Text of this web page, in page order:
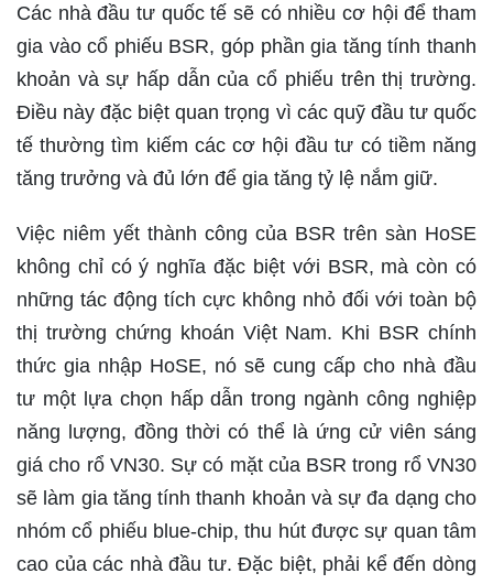
Các nhà đầu tư quốc tế sẽ có nhiều cơ hội để tham
gia vào cổ phiếu BSR, góp phần gia tăng tính thanh
khoản và sự hấp dẫn của cổ phiếu trên thị trường.
Điều này đặc biệt quan trọng vì các quỹ đầu tư quốc
tế thường tìm kiếm các cơ hội đầu tư có tiềm năng
tăng trưởng và đủ lớn để gia tăng tỷ lệ nắm giữ.
Việc niêm yết thành công của BSR trên sàn HoSE
không chỉ có ý nghĩa đặc biệt với BSR, mà còn có
những tác động tích cực không nhỏ đối với toàn bộ
thị trường chứng khoán Việt Nam. Khi BSR chính
thức gia nhập HoSE, nó sẽ cung cấp cho nhà đầu
tư một lựa chọn hấp dẫn trong ngành công nghiệp
năng lượng, đồng thời có thể là ứng cử viên sáng
giá cho rổ VN30. Sự có mặt của BSR trong rổ VN30
sẽ làm gia tăng tính thanh khoản và sự đa dạng cho
nhóm cổ phiếu blue-chip, thu hút được sự quan tâm
cao của các nhà đầu tư. Đặc biệt, phải kể đến dòng